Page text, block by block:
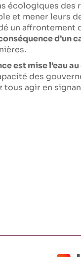
écologiques des
et mener leurs
un affrontement
d’un
est mise l’eau
des
tous agir en